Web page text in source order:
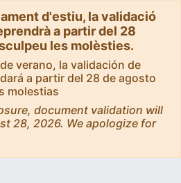
d'estiu, la validació
a partir del 28
les molèsties.
verano, la validación de
a partir del 28 de agosto
molestias
document validation will
28, 2026. We apologize for